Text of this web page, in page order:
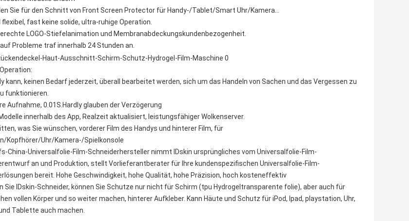
Sie für den Schnitt von Front Screen Protector für Handy-/Tablet/Smart Uhr/Kamera…
flexibel, fast keine solide, ultra-ruhige Operation.
LOGO-Stiefelanimation und Membranabdeckungskundenbezogenheit.
Probleme traf innerhalb 24 Stunden an.
kann, keinen Bedarf jederzeit, überall bearbeitet werden, sich um das Handeln von Sachen und das Vergessen zu
funktionieren.
Aufnahme, 0.01S.Hardly glauben der Verzögerung
innerhalb des App, Realzeit aktualisiert, leistungsfähiger Wolkenserver.
was Sie wünschen, vorderer Film des Handys und hinterer Film, für
Kopfhörer/Uhr/Kamera-/Spielkonsole
China-Universalfolie-Film-Schneiderhersteller nimmt IDskin ursprüngliches vom Universalfolie-Film-
an und Produktion, stellt Vorlieferantberater für Ihre kundenspezifischen Universalfolie-Film-
bereit. Hohe Geschwindigkeit, hohe Qualität, hohe Präzision, hoch kosteneffektiv
Sie IDskin-Schneider, können Sie Schutze nur nicht für Schirm (tpu Hydrogeltransparente folie), aber auch für
vollen Körper und so weiter machen, hinterer Aufkleber. Kann Häute und Schutz für iPod, Ipad, playstation, Uhr,
Tablette auch machen.